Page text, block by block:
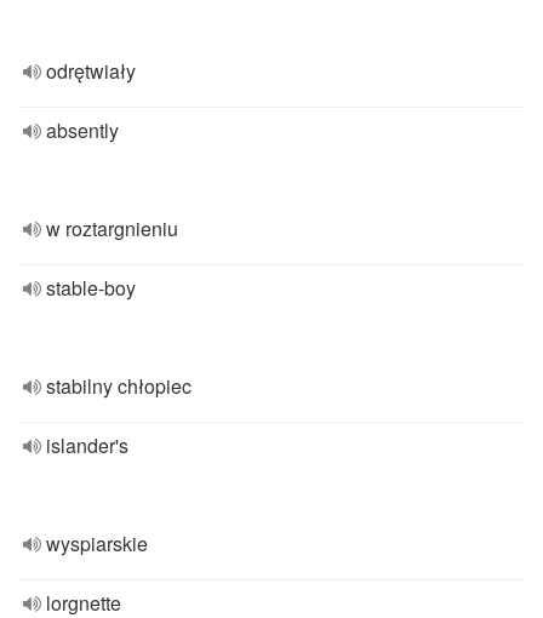
odrętwiały
absently
w roztargnieniu
stable-boy
stabilny chłopiec
islander's
wyspiarskie
lorgnette